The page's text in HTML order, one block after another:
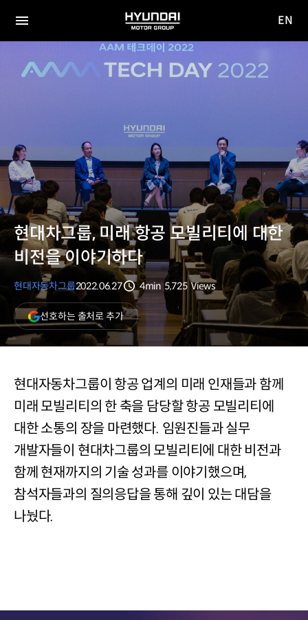
전체
HYUNDAI
MOTOR
EN
현대차그룹, 미래 항공 모빌리티에 대한
비전을 이야기하다
현대자동차그룹2022.06.27
분량
4min
조회수
5,725 Views
선호하는 출처로 추가(새
창
열림)
현대자동차그룹이 항공 업계의 미래 인재들과 함께
미래 모빌리티의 한 축을 담당할 항공 모빌리티에
대한 소통의 장을 마련했다. 임원진들과 실무
개발자들이 현대차그룹의 모빌리티에 대한 비전과
함께 현재까지의 기술 성과를 이야기했으며,
참석자들과의 질의응답을 통해 깊이 있는 대담을
나눴다.